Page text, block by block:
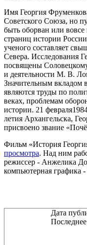
Имя Георгия
Советского Союза, но
быть оборван или вовсе
страниц истории
ученого составляет
Севера. Исследования
посвящены
и деятельности М. В.
Значительным вкладом
являются труды по
веках, проблемам
истории. 21
летия Архангельска,
присвоено звание
Фильм «История
просмотра. Над ним
режиссер - Анжелика
компьютерная графика
Дата